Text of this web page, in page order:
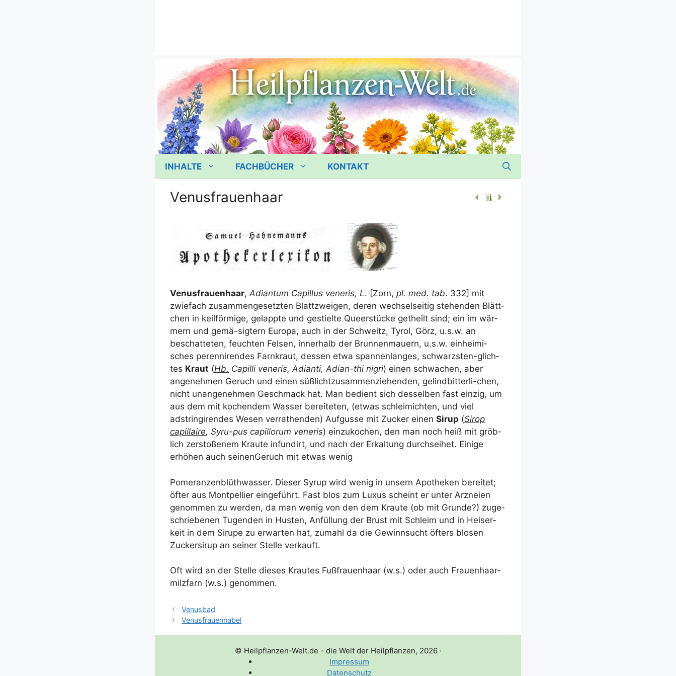
INHALTE FACHBÜCHER KONTAKT
Venusfrauenhaar
Venus­frau­en­haar,Adi­an­tum Capil­lus vene­ris, L. [Zorn, pl. med. tab. 332] mit
zwie­fach zusam­men­ge­setz­ten Blatt­zwei­gen, deren wech­sel­sei­tig ste­hen­den Blätt­
chen in keil­för­mi­ge, gel­app­te und gestiel­te Que­er­stü­cke get­heilt sind; ein im wär­
mern und gemä-sig­tern Euro­pa, auch in der Schweitz, Tyrol, Görz, u.s.w. an
beschat­te­ten, feuch­ten Fel­sen, inner­halb der Brun­nen­mau­ern, u.s.w. ein­hei­mi­
sches peren­ni­ren­des Farn­kraut, des­sen etwa span­nen­lan­ges, schwarzs­ten-glich­
tes Kraut (Hb. Capil­li vene­ris, Adi­an­ti, Adi­an-thi nigri) einen schwa­chen, aber
ange­neh­men Geruch und einen süß­licht­zu­sam­men­zie­hen­den, gelind­bit­ter­li-chen,
nicht unan­ge­neh­men Geschmack hat. Man bedient sich des­sel­ben fast ein­zig, um
aus dem mit kochen­dem Was­ser berei­te­ten, (etwas schlei­mi­ch­ten, und viel
adstrin­gi­ren­des Wesen ver­ra­t­hen­den) Auf­gus­se mit Zucker einen Sirup (Sirop
capil­lai­re, Syru-pus capil­lorum vene­ris) ein­zu­ko­chen, den man noch heiß mit gröb­
lich zer­sto­ße­nem Krau­te infun­dirt, und nach der Erkal­tung durch­sei­het. Eini­ge
erhö­hen auch sei­nenGe­ruch mit etwas wenig
Pome­ran­zen­blüth­was­ser. Die­ser Syrup wird wenig in unsern Apo­the­ken berei­tet;
öfter aus Mont­pel­lier ein­ge­führt. Fast blos zum Luxus scheint er unter Arz­nei­en
genom­men zu wer­den, da man wenig von den dem Krau­te (ob mit Grun­de?) zuge­
schrie­be­nen Tugen­den in Hus­ten, Anfül­lung der Brust mit Schleim und in Hei­ser­
keit in dem Siru­pe zu erwar­ten hat, zumahl da die Gewinn­sucht öfters blo­sen
Zucker­si­rup an sei­ner Stel­le verkauft.
Oft wird an der Stel­le die­ses Krau­tes Fuß­frau­en­haar (w.s.) oder auch Frau­en­haar­
milz­farn (w.s.) genommen.
Venusbad
Venusfrauennabel
© Heilpflanzen-Welt.de - die Welt der Heilpflanzen, 2026·
Impressum
Datenschutz